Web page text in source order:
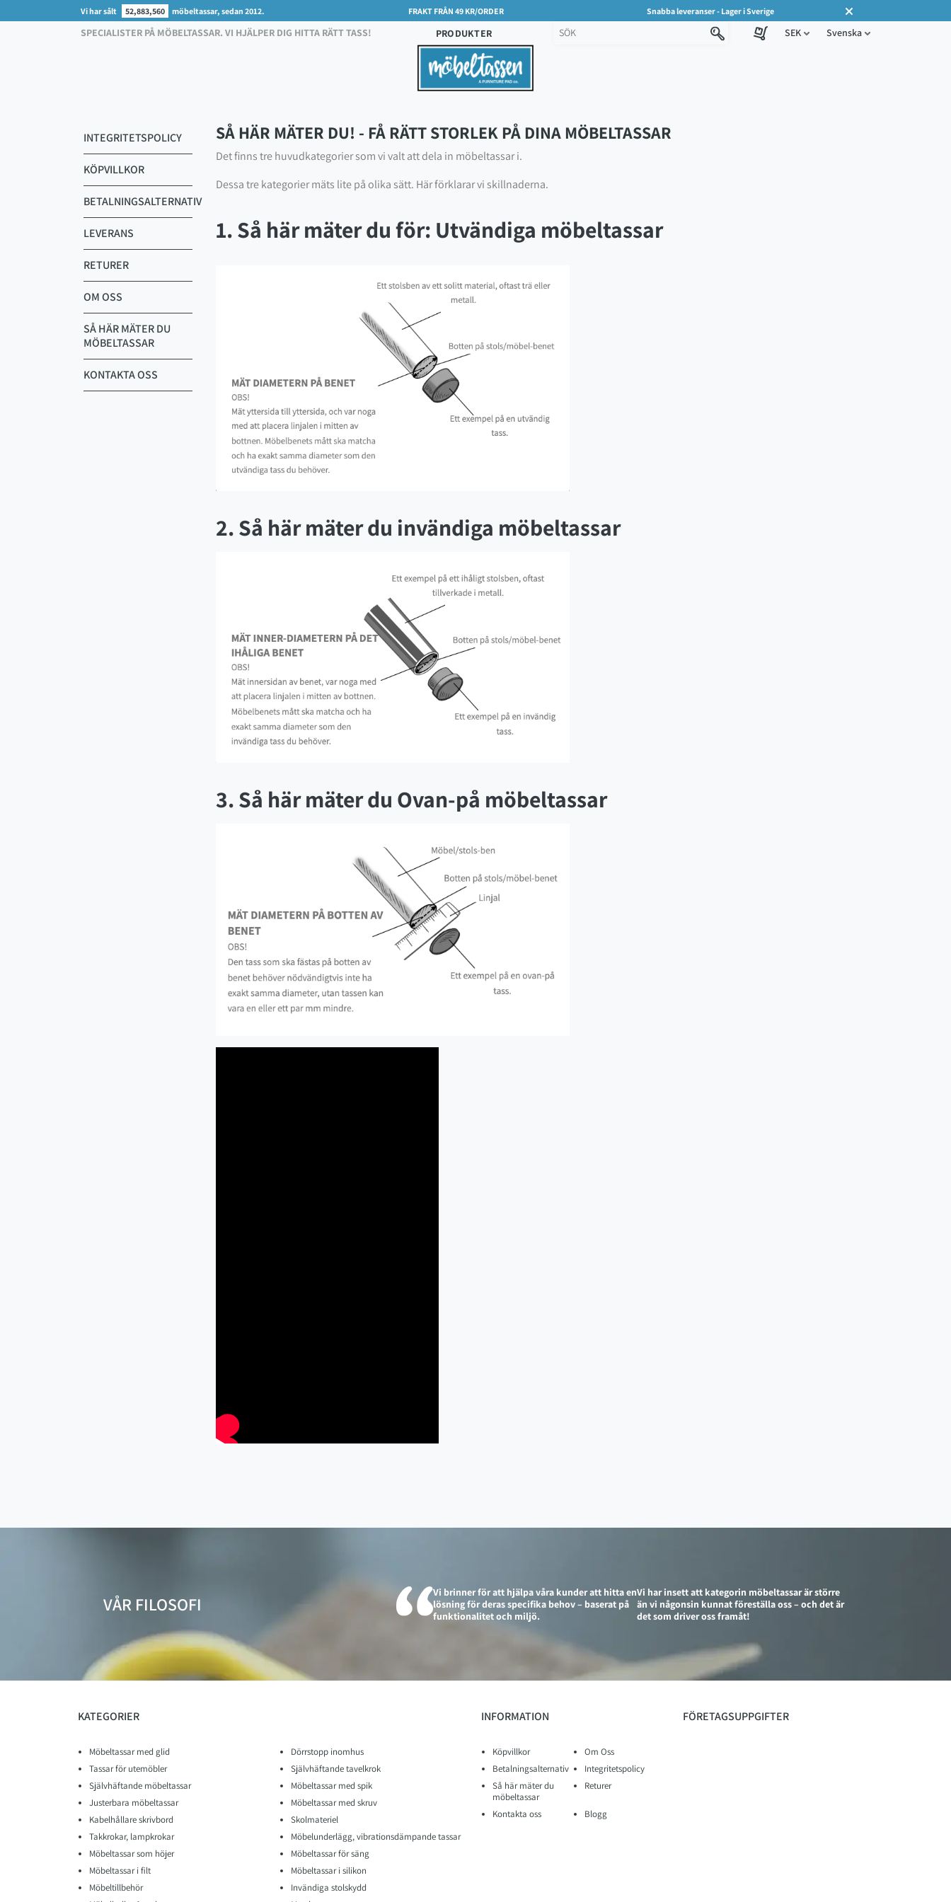
Vi har sålt 52,883,560 möbeltassar, sedan 2012. FRAKT FRÅN 49 KR/ORDER Snabba leveranser - Lager i Sverige
SPECIALISTER PÅ MÖBELTASSAR. VI HJÄLPER DIG HITTA RÄTT TASS! PRODUKTER SEK Svenska
INTEGRITETSPOLICY
KÖPVILLKOR
BETALNINGSALTERNATIV
LEVERANS
RETURER
OM OSS
SÅ HÄR MÄTER DU
MÖBELTASSAR
KONTAKTA OSS
SÅ HÄR MÄTER DU! - FÅ RÄTT STORLEK PÅ DINA MÖBELTASSAR
Det finns tre huvudkategorier som vi valt att dela in möbeltassar i.
Dessa tre kategorier mäts lite på olika sätt. Här förklarar vi skillnaderna.
1. Så här mäter du för: Utvändiga möbeltassar
2. Så här mäter du invändiga möbeltassar
3. Så här mäter du Ovan-på möbeltassar
VÅR FILOSOFI
Vi brinner för att hjälpa våra kunder att hitta en
lösning för deras specifika behov – baserat på
funktionalitet och miljö.
Vi har insett att kategorin möbeltassar är större
än vi någonsin kunnat föreställa oss – och det är
det som driver oss framåt!
KATEGORIER
Möbeltassar med glid
Tassar för utemöbler
Självhäftande möbeltassar
Justerbara möbeltassar
Kabelhållare skrivbord
Takkrokar, lampkrokar
Möbeltassar som höjer
Möbeltassar i filt
Möbeltillbehör
Dörrstopp inomhus
Självhäftande tavelkrok
Möbeltassar med spik
Möbeltassar med skruv
Skolmateriel
Möbelunderlägg, vibrationsdämpande tassar
Möbeltassar för säng
Möbeltassar i silikon
Invändiga stolskydd
INFORMATION
Köpvillkor
Om Oss
Betalningsalternativ
Integritetspolicy
Så här mäter du
möbeltassar
Returer
Kontakta oss Blogg
FÖRETAGSUPPGIFTER